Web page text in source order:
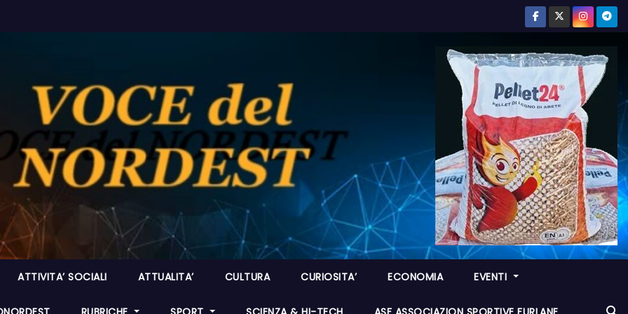
ATTIVITA’ SOCIALI ATTUALITA’ CULTURA CURIOSITA’ ECONOMIA EVENTI